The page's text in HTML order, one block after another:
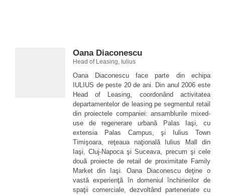
Oana Diaconescu
Head of Leasing, Iulius
Oana Diaconescu face parte din echipa
IULIUS de peste 20 de ani. Din anul 2006 este
Head of Leasing, coordonând activitatea
departamentelor de leasing pe segmentul retail
din proiectele companiei: ansamblurile mixed-
use de regenerare urbană Palas Iaşi, cu
extensia Palas Campus, şi Iulius Town
Timişoara, reţeaua naţională Iulius Mall din
Iaşi, Cluj-Napoca şi Suceava, precum şi cele
două proiecte de retail de proximitate Family
Market din Iaşi. Oana Diaconescu deţine o
vastă experienţă în domeniul închirierilor de
spaţii comerciale, dezvoltând parteneriate cu